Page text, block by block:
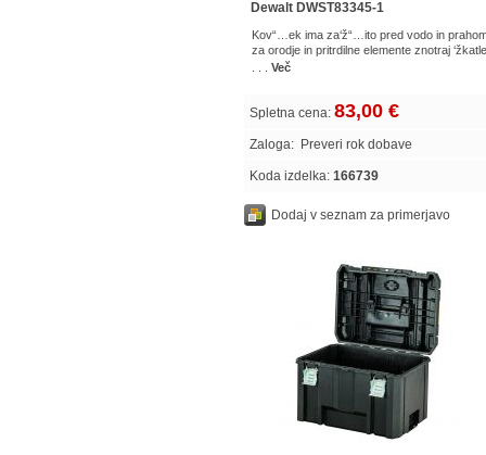
Dewalt DWST83345-1
Kov“…ek ima za‘ž“…ito pred vodo in
za orodje in pritrdilne elemente znotraj
Več
Spletna cena: 83,00 €
Zaloga: Preveri rok dobave
Koda izdelka: 166739
Dodaj v seznam za primerjavo